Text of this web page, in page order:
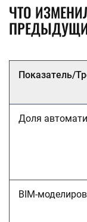
ЧТО
Показатель/
Доля
BIM-